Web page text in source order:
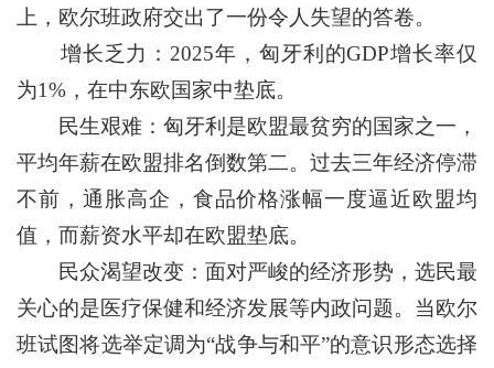
上，欧尔班政府交出了一份令人失望的答卷。
增长乏力：2025年，匈牙利的GDP增长率仅
为1%，在中东欧国家中垫底。
民生艰难：匈牙利是欧盟最贫穷的国家之一，
平均年薪在欧盟排名倒数第二。过去三年经济停滞
不前，通胀高企，食品价格涨幅一度逼近欧盟均
值，而薪资水平却在欧盟垫底。
民众渴望改变：面对严峻的经济形势，选民最
关心的是医疗保健和经济发展等内政问题。当欧尔
班试图将选举定调为“战争与和平”的意识形态选择